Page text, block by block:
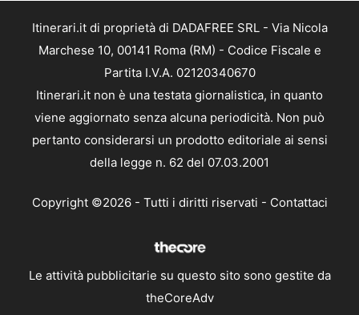
Itinerari.it di proprietà di DADAFREE SRL - Via Nicola
Marchese 10, 00141 Roma (RM) - Codice Fiscale e
Partita I.V.A. 02120340670
Itinerari.it non è una testata giornalistica, in quanto
viene aggiornato senza alcuna periodicità. Non può
pertanto considerarsi un prodotto editoriale ai sensi
della legge n. 62 del 07.03.2001
Copyright ©2026 - Tutti i diritti riservati - Contattaci
Le attività pubblicitarie su questo sito sono gestite da
theCoreAdv